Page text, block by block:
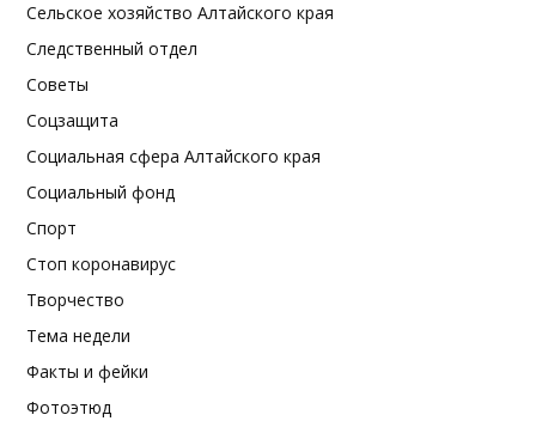
Сельское хозяйство Алтайского края
Следственный отдел
Советы
Соцзащита
Социальная сфера Алтайского края
Социальный фонд
Спорт
Стоп коронавирус
Творчество
Тема недели
Факты и фейки
Фотоэтюд